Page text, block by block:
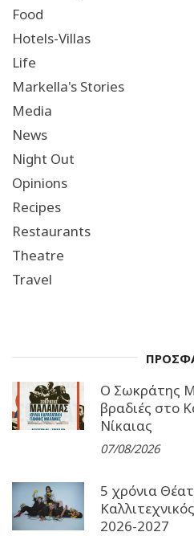
Food
Hotels-Villas
Life
Markella's Stories
Media
News
Night Out
Opinions
Recipes
Restaurants
Theatre
Travel
Ο Σωκράτης
βραδιές στο
Νίκαιας
07/08/2026
5 χρόνια
2026-2027